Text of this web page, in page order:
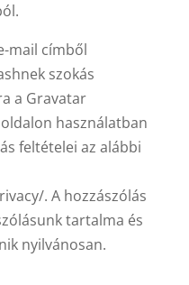
mail címből
szokás
a Gravatar
használatban
feltételei az alábbi
. A hozzászólás
tartalma és
nyilvánosan.